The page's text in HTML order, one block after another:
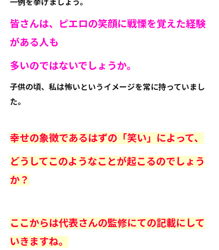
一例を挙げましょう。
皆さんは、ピエロの笑顔に戦慄を覚えた経験
がある人も
多いのではないでしょうか。
子供の頃、私は怖いというイメージを常に持っていまし
た。
幸せの象徴であるはずの「笑い」によって、
どうしてこのようなことが起こるのでしょう
か？
ここからは代表さんの監修にての記載にして
いきますね。